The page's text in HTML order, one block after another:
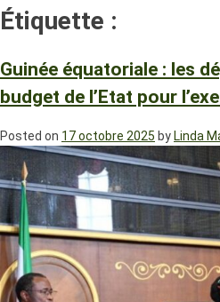
Étiquette :
Guinée équatoriale : les
budget de l’Etat pour
Posted on 17 octobre 2025 by Linda